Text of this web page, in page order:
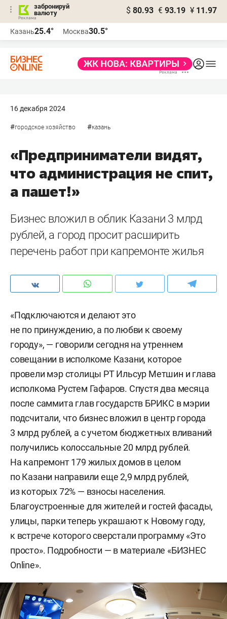
забронируй
валюту
$ 80.93 € 93.19 ¥ 11.97
Казань25.4° Москва30.5°
16 декабря 2024
#городское хозяйство #казань
«Предприниматели видят,
что администрация не спит,
а пашет!»
Бизнес вложил в облик Казани 3 млрд
рублей, а город просит расширить
перечень работ при капремонте жилья
«Подключаются и делают это
не по принуждению, а по любви к своему
городу», — говорили сегодня на утреннем
совещании в исполкоме Казани, которое
провели мэр столицы РТ Ильсур Метшин и глава
исполкома Рустем Гафаров. Спустя два месяца
после саммита глав государств БРИКС в мэрии
подсчитали, что бизнес вложил в центр города
3 млрд рублей, а с учетом бюджетных вливаний
получились колоссальные 20 млрд рублей.
На капремонт 179 жилых домов в целом
по Казани направили еще 2,9 млрд рублей,
из которых 72% — взносы населения.
Благоустроенные для жителей и гостей фасады,
улицы, парки теперь украшают к Новому году,
к встрече которого сверстали программу «Это
просто». Подробности — в материале «БИЗНЕС
Online».